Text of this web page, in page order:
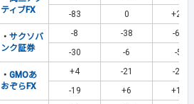
ティブFX
-83
0 +23
・ サクソバ
ンク証券
-8 -38
-62
-30
-6 -5
・ GMOあ
おぞらFX
+4 -21
-29
-19
+6 +19